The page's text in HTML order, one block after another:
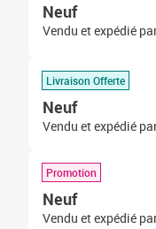
Neuf
Vendu et expédié
Livraison Offerte
Neuf
Vendu et expédié
Promotion
Neuf
Vendu et expédié